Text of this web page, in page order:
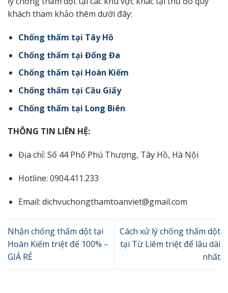
khách tham khảo thêm dưới đây:
Chống thấm tại Tây Hồ
Chống thấm tại Đống Đa
Chống thấm tại Hoàn Kiếm
Chống thấm tại Cầu Giấy
Chống thấm tại Long Biên
THÔNG TIN LIÊN HỆ:
Địa chỉ: Số 44 Phố Phú Thượng, Tây Hồ, Hà Nội
Hotline: 0904.411.233
Email: dichvuchongthamtoanviet@gmail.com
Nhận chống thấm dột tại
Hoàn Kiếm triệt để 100% –
GIÁ RẺ
Cách xử lý chống thấm dột
tại Từ Liêm triệt để lâu dài
nhất